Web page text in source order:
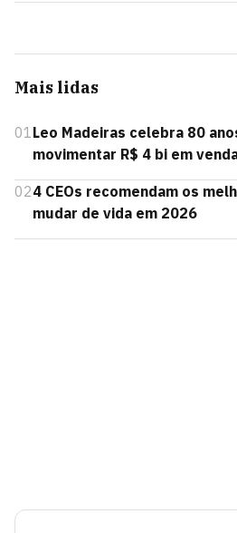
Mais lidas
01Leo Madeiras celebra 80
movimentar R$ 4 bi em
024 CEOs recomendam os
mudar de vida em 2026